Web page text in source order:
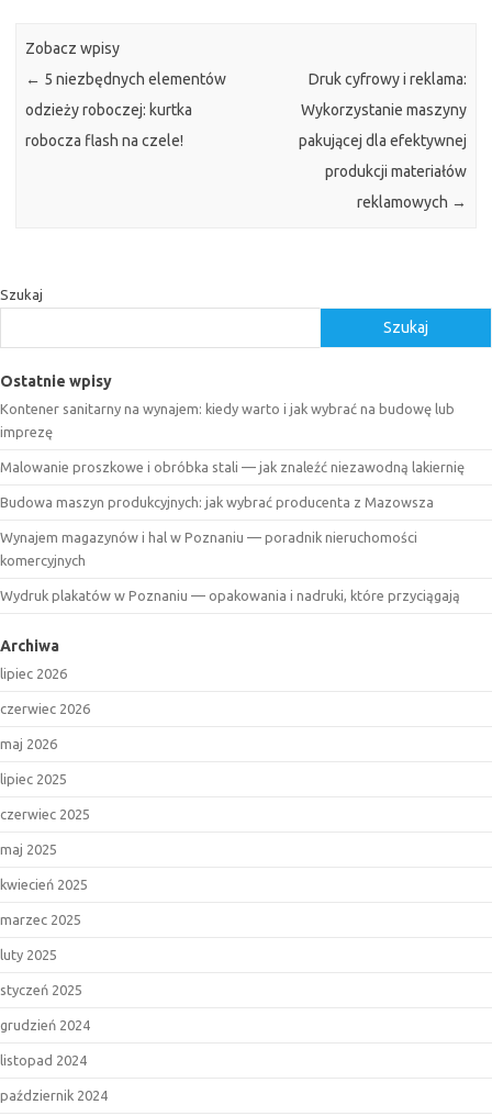
Zobacz wpisy
← 5 niezbędnych elementów
odzieży roboczej: kurtka
robocza flash na czele!
Druk cyfrowy i reklama:
Wykorzystanie maszyny
pakującej dla efektywnej
produkcji materiałów
reklamowych →
Szukaj
Szukaj
Ostatnie wpisy
Kontener sanitarny na wynajem: kiedy warto i jak wybrać na budowę lub
imprezę
Malowanie proszkowe i obróbka stali — jak znaleźć niezawodną lakiernię
Budowa maszyn produkcyjnych: jak wybrać producenta z Mazowsza
Wynajem magazynów i hal w Poznaniu — poradnik nieruchomości
komercyjnych
Wydruk plakatów w Poznaniu — opakowania i nadruki, które przyciągają
Archiwa
lipiec 2026
czerwiec 2026
maj 2026
lipiec 2025
czerwiec 2025
maj 2025
kwiecień 2025
marzec 2025
luty 2025
styczeń 2025
grudzień 2024
listopad 2024
październik 2024